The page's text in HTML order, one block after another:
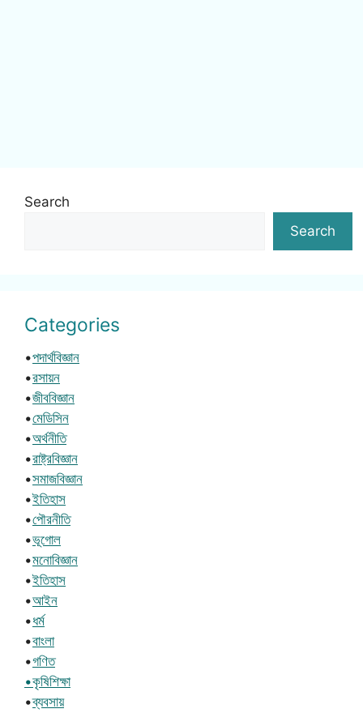
Search
Search
Categories
•পদার্থবিজ্ঞান
•রসায়ন
•জীববিজ্ঞান
•মেডিসিন
•অর্থনীতি
•রাষ্ট্রবিজ্ঞান
•সমাজবিজ্ঞান
•ইতিহাস
•পৌরনীতি
•ভূগোল
•মনোবিজ্ঞান
•ইতিহাস
•আইন
•ধর্ম
•বাংলা
•গণিত
•কৃষিশিক্ষা
•ব্যবসায়